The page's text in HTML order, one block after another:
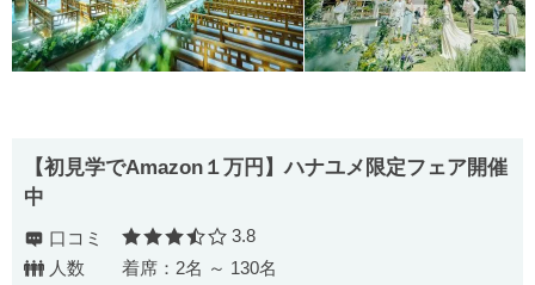
【初見学でAmazon１万円】ハナユメ限定フェア開催
中
口コミ 口コミ評価
3.8
人数
着席：2名 ～ 130名